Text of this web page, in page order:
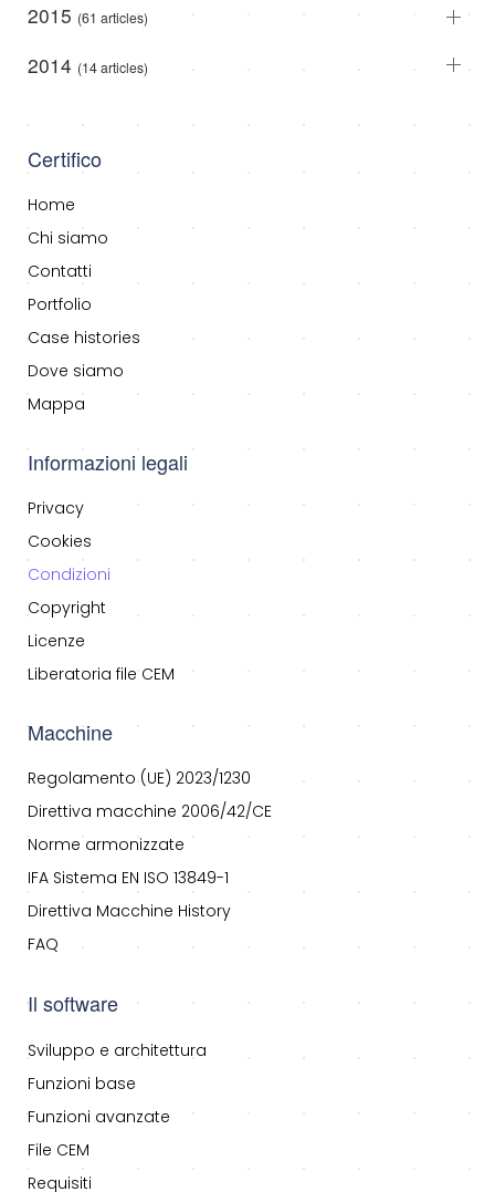
2015 (61 articles)
2014 (14 articles)
Certifico
Home
Chi siamo
Contatti
Portfolio
Case histories
Dove siamo
Mappa
Informazioni legali
Privacy
Cookies
Condizioni
Copyright
Licenze
Liberatoria file CEM
Macchine
Regolamento (UE) 2023/1230
Direttiva macchine 2006/42/CE
Norme armonizzate
IFA Sistema EN ISO 13849-1
Direttiva Macchine History
FAQ
Il software
Sviluppo e architettura
Funzioni base
Funzioni avanzate
File CEM
Requisiti